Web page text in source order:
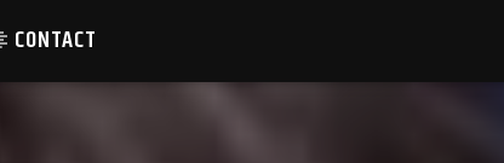
CONTACT